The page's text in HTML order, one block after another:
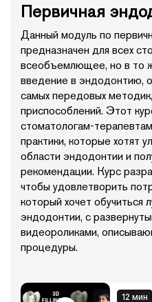
• создание
• предсказуемое
каналов;
• идеальный инструмент
корневого канала;
• скаутинг канала и
дорожки;
• очистка апикальной
канала;
• усовершенствование
дезинфекции корневых
инновационного научно-
ирригации;
• новые методы
каналов;
• современные стратегии
восстановления зубов;
• прогностические
• новейшие технологии и
коронки и удалять
• как обнаружить и
Первичная
Данный модуль по
предназначен для всех
всеобъемлющее, но в то
введение в эндодонтию,
самых передовых
приспособлений. Этот
стоматологам-
практики, которые хотят
области эндодонтии и
рекомендации. Курс
чтобы удовлетворить
который хочет обучиться
эндодонтии, с
видеороликами,
процедуры.
12 мин